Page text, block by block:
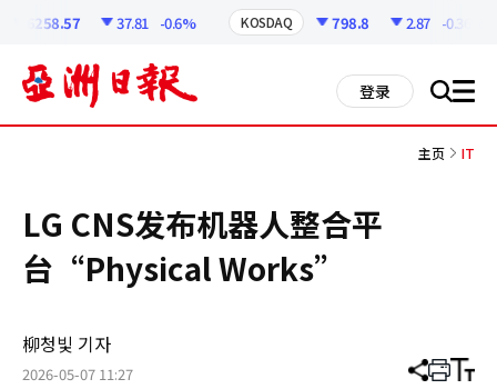
6258.57 37.81 -0.6% KOSDAQ 798.8 2.87 -0.36%
登录 搜 all
主页 IT
LG CNS发布机器人整合平
台“Physical Works”
柳청빛 기자
2026-05-07 11:27 分 打 调